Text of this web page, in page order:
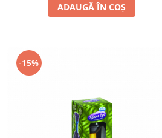
ADAUGĂ ÎN COȘ
-15%